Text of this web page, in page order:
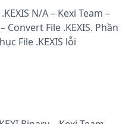
N/A – Kexi Team –
Convert File .KEXIS. Phần
File .KEXIS lỗi